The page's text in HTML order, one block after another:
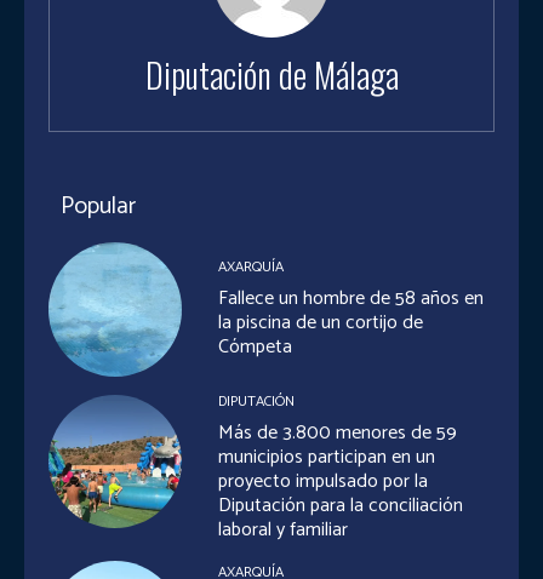
Diputación de Málaga
Popular
AXARQUÍA
Fallece un hombre de 58 años en
la piscina de un cortijo de
Cómpeta
DIPUTACIÓN
Más de 3.800 menores de 59
municipios participan en un
proyecto impulsado por la
Diputación para la conciliación
laboral y familiar
AXARQUÍA